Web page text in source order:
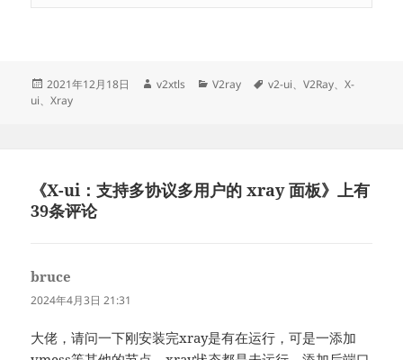
发
布
2021年12月18日
作
v2xtls
分
V2ray
标
v2-ui、V2Ray、X-
ui、Xray
《X-ui：支持多协议多用户的 xray 面板》上有
39条评论
bruce
道：
2024年4月3日 21:31
大佬，请问一下刚安装完xray是有在运行，可是一添加